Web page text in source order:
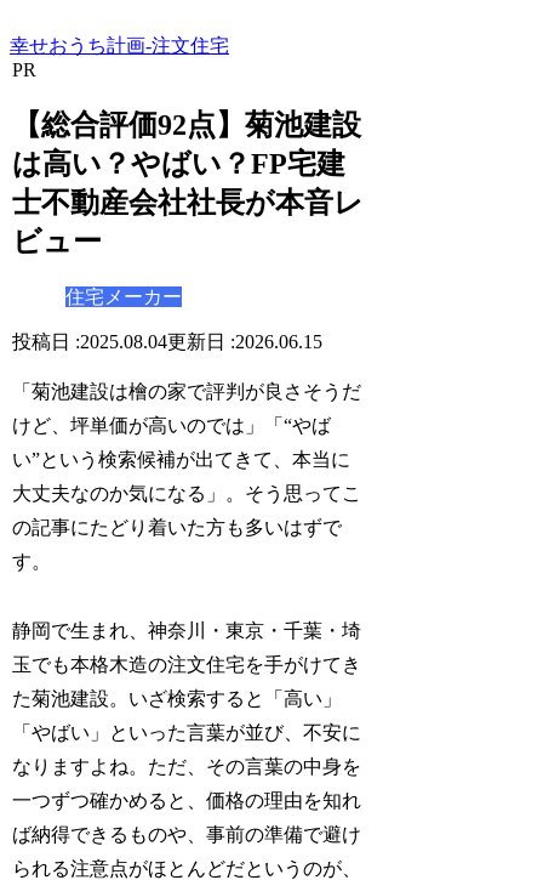
幸せおうち計画-注文住宅
PR
【総合評価92点】菊池建設
は高い？やばい？FP宅建
士不動産会社社長が本音レ
ビュー
住宅メーカー
2025.08.04 2026.06.15
「菊池建設は檜の家で評判が良さそうだ
けど、坪単価が高いのでは」「“やば
い”という検索候補が出てきて、本当に
大丈夫なのか気になる」。そう思ってこ
の記事にたどり着いた方も多いはずで
す。
静岡で生まれ、神奈川・東京・千葉・埼
玉でも本格木造の注文住宅を手がけてき
た菊池建設。いざ検索すると「高い」
「やばい」といった言葉が並び、不安に
なりますよね。ただ、その言葉の中身を
一つずつ確かめると、価格の理由を知れ
ば納得できるものや、事前の準備で避け
られる注意点がほとんどだというのが、